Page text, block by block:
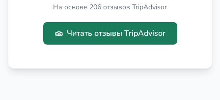
На основе 206 отзывов TripAdvisor
Читать отзывы TripAdvisor